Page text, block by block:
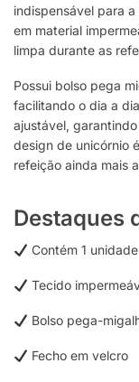
indispensável para
em material
limpa durante as
Possui bolso pega
facilitando o dia a
ajustável,
design de unicórnio
refeição ainda mais
Destaques
Contém 1 unidade
Tecido
Bolso pega-
Fecho em velcro